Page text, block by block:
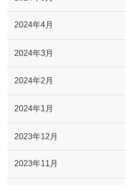
2024年4月
2024年3月
2024年2月
2024年1月
2023年12月
2023年11月